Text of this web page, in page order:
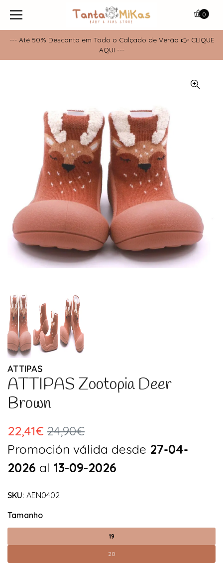
--- Até 50% Desconto em Todo o Calçado de Verão 👉 CLIQUE
AQUI ---
0
ATTIPAS
ATTIPAS Zootopia Deer
Brown
22,41€ 24,90€
Promoción válida desde 27-04-
2026 al 13-09-2026
SKU: AEN0402
Tamanho
19
20